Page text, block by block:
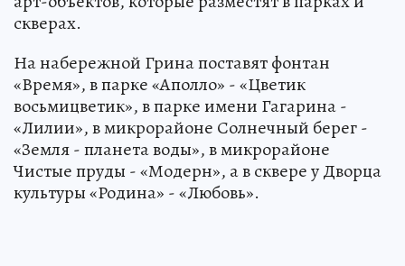
скверах.
На набережной Грина поставят фонтан
«Время», в парке «Аполло» - «Цветик
восьмицветик», в парке имени Гагарина -
«Лилии», в микрорайоне Солнечный берег -
«Земля - планета воды», в микрорайоне
Чистые пруды - «Модерн», а в сквере у Дворца
культуры «Родина» - «Любовь».